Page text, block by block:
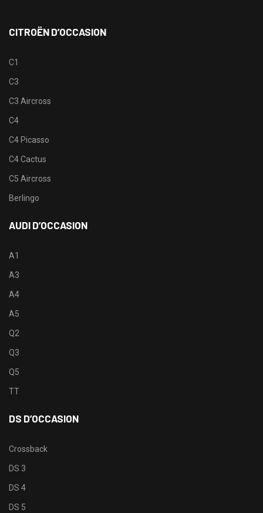
CITROËN D’OCCASION
C1
C3
C3 Aircross
C4
C4 Picasso
C4 Cactus
C5 Aircross
Berlingo
AUDI D’OCCASION
A1
A3
A4
A5
Q2
Q3
Q5
TT
DS D’OCCASION
Crossback
DS 3
DS 4
DS 5